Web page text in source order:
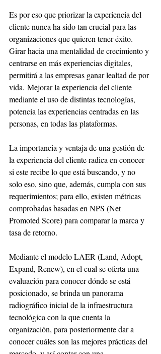
Es por eso que priorizar la experiencia del
cliente nunca ha sido tan crucial para las
organizaciones que quieren tener éxito.
Girar hacia una mentalidad de crecimiento y
centrarse en más experiencias digitales,
permitirá a las empresas ganar lealtad de por
vida. Mejorar la experiencia del cliente
mediante el uso de distintas tecnologías,
potencia las experiencias centradas en las
personas, en todas las plataformas.
La importancia y ventaja de una gestión de
la experiencia del cliente radica en conocer
si este recibe lo que está buscando, y no
solo eso, sino que, además, cumpla con sus
requerimientos; para ello, existen métricas
comprobadas basadas en NPS (Net
Promoted Score) para comparar la marca y
tasa de retorno.
Mediante el modelo LAER (Land, Adopt,
Expand, Renew), en el cual se oferta una
evaluación para conocer dónde se está
posicionado, se brinda un panorama
radiográfico inicial de la infraestructura
tecnológica con la que cuenta la
organización, para posteriormente dar a
conocer cuáles son las mejores prácticas del